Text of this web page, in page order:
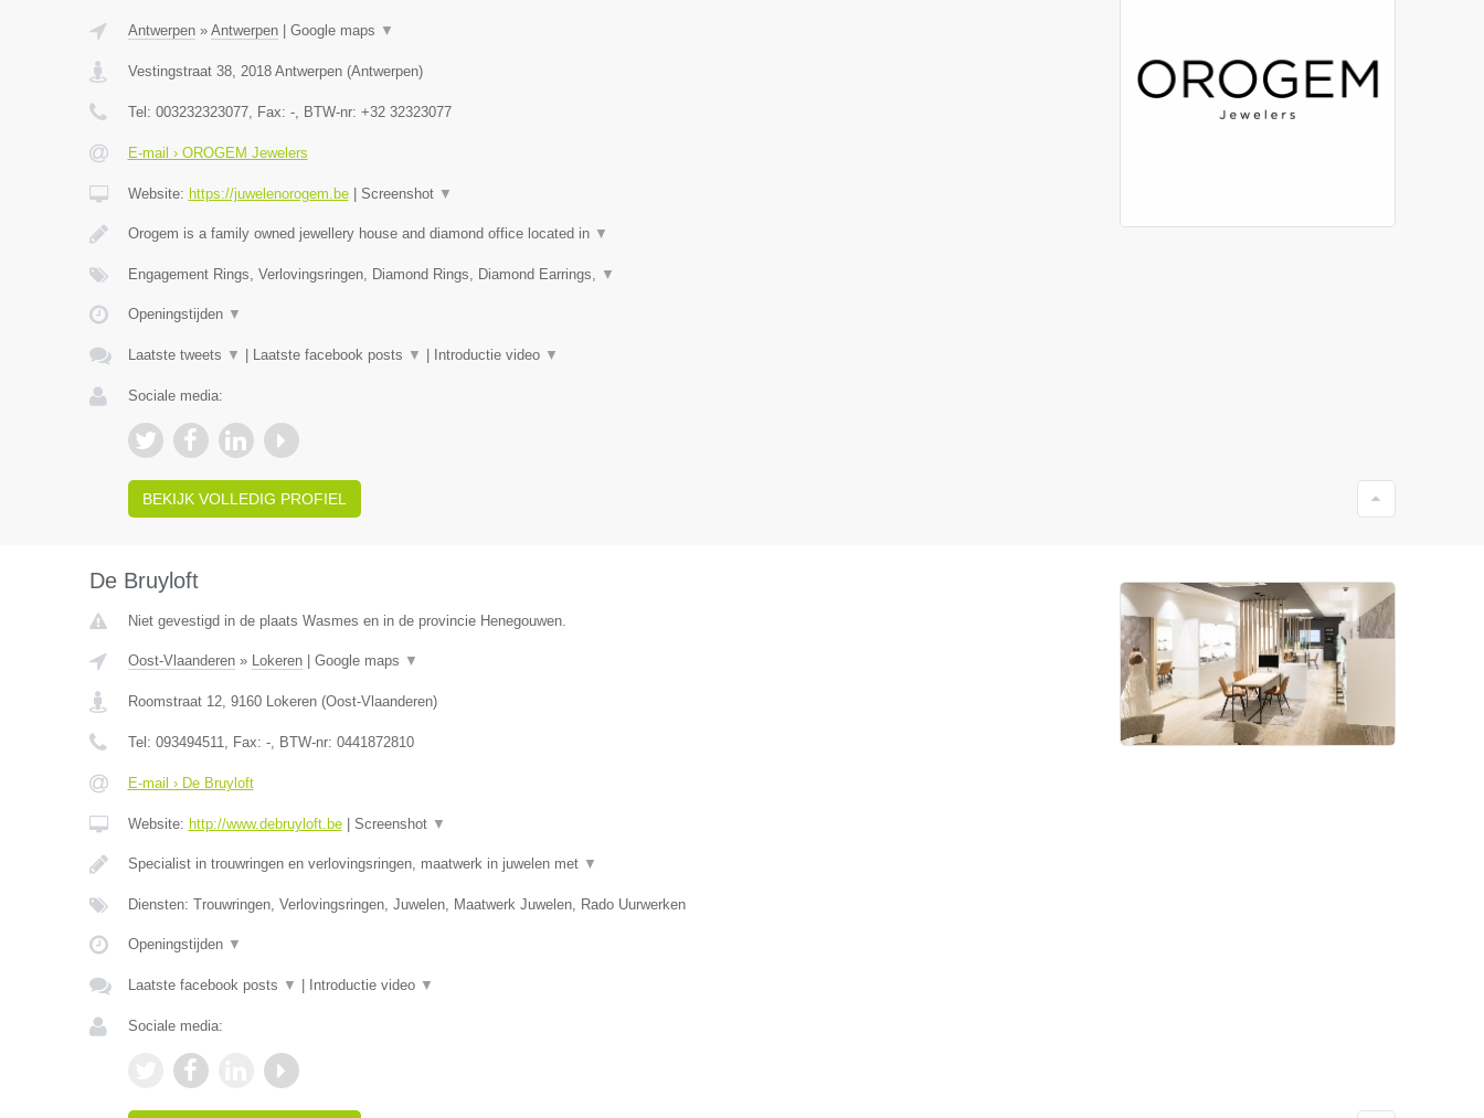
Antwerpen» Antwerpen| Google maps ▼
Vestingstraat 38, 2018 Antwerpen(Antwerpen)
Tel: 003232323077, Fax: -, BTW-nr: +32 32323077
E-mail › OROGEM Jewelers
Website: https://juwelenorogem.be| Screenshot ▼
Orogem is a family owned jewellery house and diamond office located in ▼
Engagement Rings, Verlovingsringen, Diamond Rings, Diamond Earrings, ▼
Openingstijden ▼
Laatste tweets ▼ Laatste facebook posts ▼ Introductie video ▼
Sociale media:
BEKIJK VOLLEDIG PROFIEL
De Bruyloft
Niet gevestigd in de plaats Wasmes en in de provincie Henegouwen.
Oost-Vlaanderen» Lokeren| Google maps ▼
Roomstraat 12, 9160 Lokeren(Oost-Vlaanderen)
Tel: 093494511, Fax: -, BTW-nr: 0441872810
E-mail › De Bruyloft
Website: http://www.debruyloft.be| Screenshot ▼
Specialist in trouwringen en verlovingsringen, maatwerk in juwelen met ▼
Diensten: Trouwringen, Verlovingsringen, Juwelen, Maatwerk Juwelen, Rado Uurwerken
Openingstijden ▼
Laatste facebook posts ▼ Introductie video ▼
Sociale media: